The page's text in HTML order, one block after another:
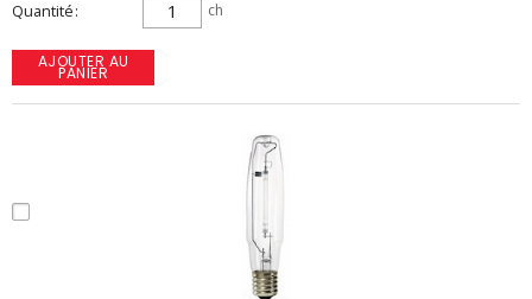
Quantité ch
AJOUTER AU
PANIER